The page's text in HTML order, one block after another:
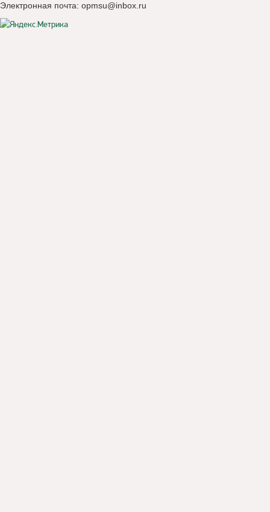
Электронная почта: opmsu@inbox.ru